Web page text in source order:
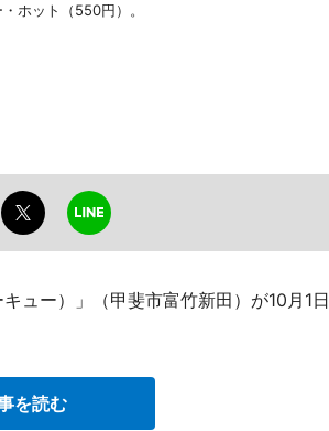
ホット（550円）。
ュー）」（甲斐市富竹新田）が10月1
を読む